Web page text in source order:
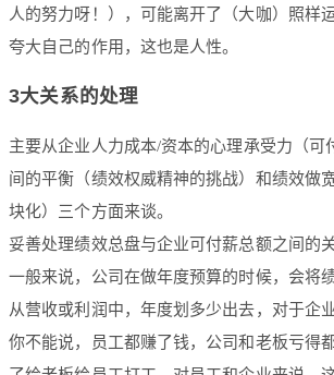
人的努力呀！），可能离开了（大咖）照样
夸大自己的作用，这也是人性。
3大关系的处理
主要从企业人力成本/资本的心理承受力（可
间的平衡（绩效权威精神的挑战）和绩效做
块化）三个方面来谈。
妥善处理绩效总盘与企业可付薪总额之间的
一般来说，公司在做年度预算的时候，会将
从营收或利润中，年度划多少出去，对于企
你不能说，员工都赚了钱，公司和老板亏得